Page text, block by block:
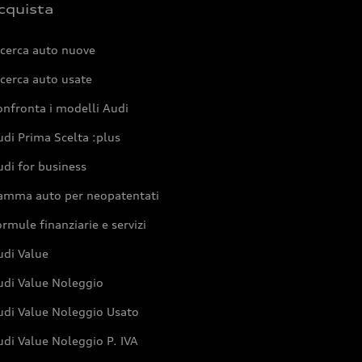
auto nuove
auto usate
i modelli Audi
Prima Scelta :plus
for business
auto per neopatentati
finanziarie e servizi
Value
Value Noleggio
Value Noleggio Usato
Value Noleggio P. IVA